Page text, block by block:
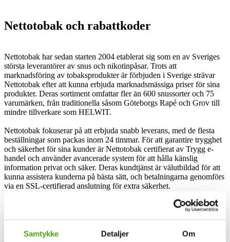
Samtykke Detaljer Om
Nettotobak och rabattkoder
Nettotobak har sedan starten 2004 etablerat sig som en av Sveriges
största leverantörer av snus och nikotinpåsar. Trots att
marknadsföring av tobaksprodukter är förbjuden i Sverige strävar
Nettotobak efter att kunna erbjuda marknadsmässiga priser för sina
produkter. Deras sortiment omfattar fler än 600 snussorter och 75
varumärken, från traditionella såsom Göteborgs Rapé och Grov till
mindre tillverkare som HELWIT.
Nettotobak fokuserar på att erbjuda snabb leverans, med de flesta
beställningar som packas inom 24 timmar. För att garantire trygghet
och säkerhet för sina kunder är Nettotobak certifierat av Trygg e-
handel och använder avancerade system för att hålla känslig
information privat och säker. Deras kundtjänst är välutbildad för att
kunna assistera kunderna på bästa sätt, och betalningarna genomförs
via en SSL-certifierad anslutning för extra säkerhet.
Nettotobak har vuxit enormt från sina början som en liten butik i
Kungälv. De har nu flera fysiska butiker och en webbshop som når
kunder över hela Sverige. Genom samarbeten med stora
leverantörer, bland annat Swedish Match och JTI, har företaget